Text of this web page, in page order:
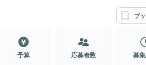
ブ
予算 応募者数 募